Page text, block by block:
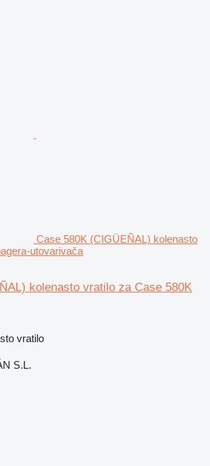
Case 580K (CIGÜEÑAL) kolenasto
utovarivačа
kolenasto vratilo za Case 580K
vratilo
S.L.